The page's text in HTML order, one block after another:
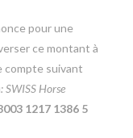
pour une
ce montant à
compte suivant
: SWISS Horse
1217 1386 5